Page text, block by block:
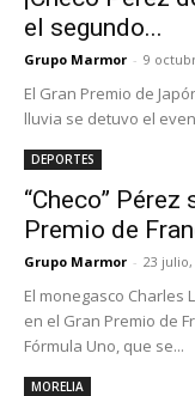
el segundo...
Grupo Marmor - 9
El Gran Premio de
lluvia se detuvo el
DEPORTES
“Checo”
Premio de
Grupo Marmor - 23 julio,
El monegasco Charles
en el Gran Premio de
Fórmula Uno, que se...
MORELIA